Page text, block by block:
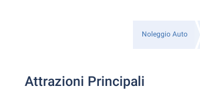
Noleggio Auto
Attrazioni Principali